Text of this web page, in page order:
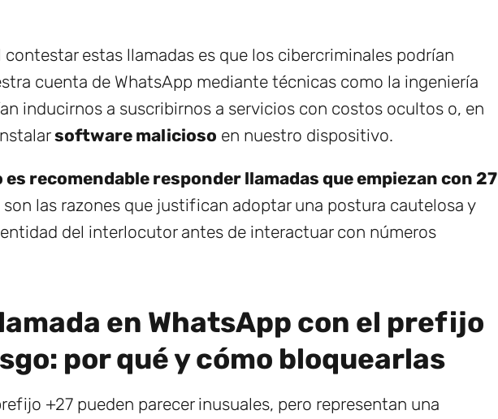
contestar estas llamadas es que los cibercriminales podrían
cuenta de WhatsApp mediante técnicas como la ingeniería
inducirnos a suscribirnos a servicios con costos ocultos o, en
software malicioso en nuestro dispositivo.
es recomendable responder llamadas que empiezan con 27
son las razones que justifican adoptar una postura cautelosa y
del interlocutor antes de interactuar con números
en WhatsApp con el prefijo
por qué y cómo bloquearlas
+27 pueden parecer inusuales, pero representan una